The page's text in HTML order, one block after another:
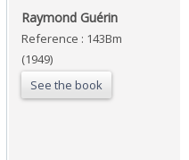
‎Raymond Guérin‎
Reference : 143Bm
(1949)
See the book